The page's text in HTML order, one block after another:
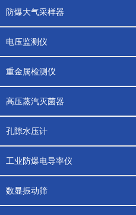
防爆大气采样器
电压监测仪
重金属检测仪
高压蒸汽灭菌器
孔隙水压计
工业防爆电导率仪
数显振动筛